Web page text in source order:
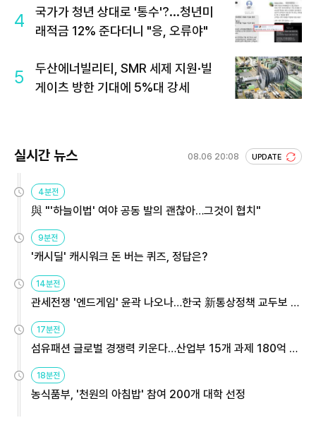
4
국가가 청년 상대로 '통수'?...청년미
래적금 12% 준다더니 "응, 오류야"
5
두산에너빌리티, SMR 세제 지원·빌
게이츠 방한 기대에 5%대 강세
실시간 뉴스 08.06 20:08 UPDATE
4분전
與 "'하늘이법' 여야 공동 발의 괜찮아…그것이 협치"
9분전
'캐시딜' 캐시워크 돈 버는 퀴즈, 정답은?
14분전
관세전쟁 '엔드게임' 윤곽 나오나…한국 新통상정책 교두보 활
용해야
17분전
섬유패션 글로벌 경쟁력 키운다…산업부 15개 과제 180억 지
원
18분전
농식품부, '천원의 아침밥' 참여 200개 대학 선정